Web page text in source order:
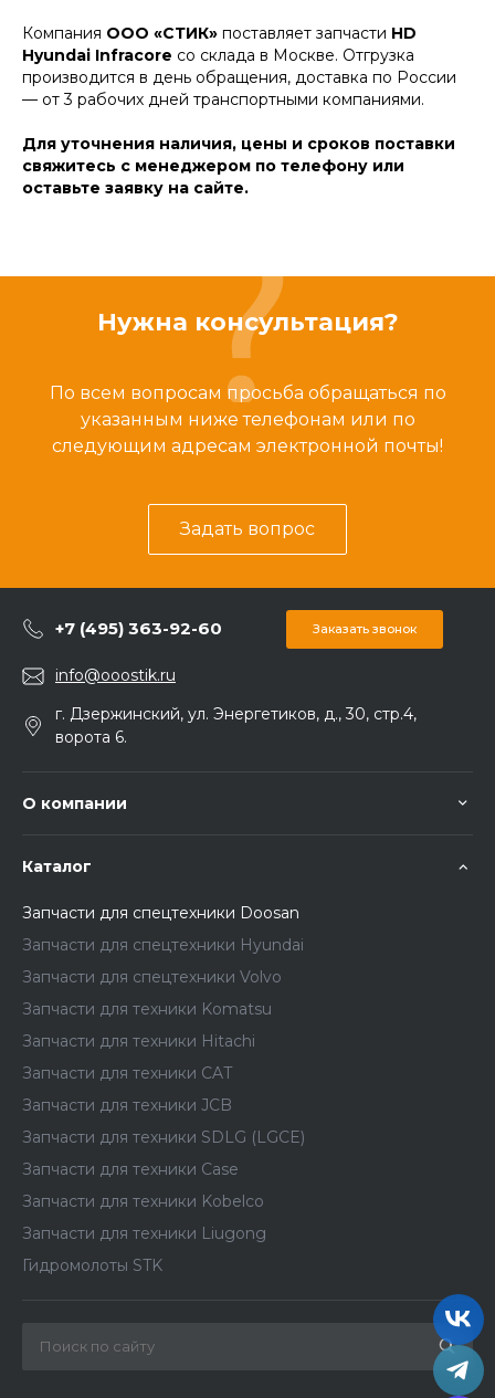
Компания ООО «СТИК» поставляет запчасти HD
Hyundai Infracore со склада в Москве. Отгрузка
производится в день обращения, доставка по России
— от 3 рабочих дней транспортными компаниями.
Для уточнения наличия, цены и сроков поставки
свяжитесь с менеджером по телефону или
оставьте заявку на сайте.
Нужна консультация?
По всем вопросам просьба обращаться по
указанным ниже телефонам или по
следующим адресам электронной почты!
Задать вопрос
+7 (495) 363-92-60 Заказать звонок
info@ooostik.ru
г. Дзержинский, ул. Энергетиков, д., 30, стр.4,
ворота 6.
О компании
Каталог
Запчасти для спецтехники Doosan
Запчасти для спецтехники Hyundai
Запчасти для спецтехники Volvo
Запчасти для техники Komatsu
Запчасти для техники Hitachi
Запчасти для техники CAT
Запчасти для техники JCB
Запчасти для техники SDLG (LGCE)
Запчасти для техники Case
Запчасти для техники Kobelco
Запчасти для техники Liugong
Гидромолоты STK